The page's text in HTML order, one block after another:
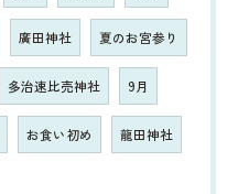
廣田神社 夏のお宮参り
多治速比売神社 9月
お食い初め 龍田神社